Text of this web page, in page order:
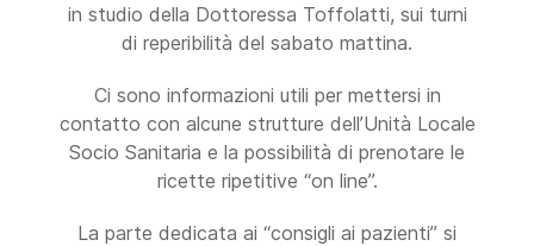
in studio della Dottoressa Toffolatti, sui turni
di reperibilità del sabato mattina.
Ci sono informazioni utili per mettersi in
contatto con alcune strutture dell’Unità Locale
Socio Sanitaria e la possibilità di prenotare le
ricette ripetitive “on line”.
La parte dedicata ai “consigli ai pazienti” si